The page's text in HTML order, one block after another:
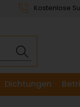
Kostenlose
Dichtungen